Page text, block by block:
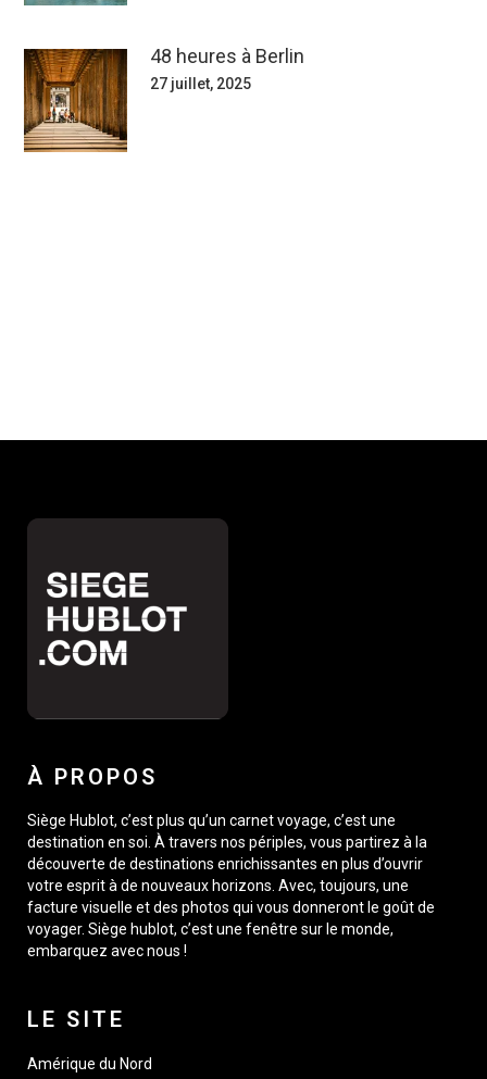
48 heures à Berlin
27 juillet, 2025
À PROPOS
Siège Hublot, c’est plus qu’un carnet voyage, c’est une
destination en soi. À travers nos périples, vous partirez à la
découverte de destinations enrichissantes en plus d’ouvrir
votre esprit à de nouveaux horizons. Avec, toujours, une
facture visuelle et des photos qui vous donneront le goût de
voyager. Siège hublot, c’est une fenêtre sur le monde,
embarquez avec nous !
LE SITE
Amérique du Nord